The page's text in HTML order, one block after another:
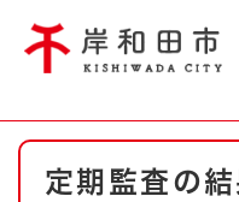
防災・緊急情報
本
定期監査の